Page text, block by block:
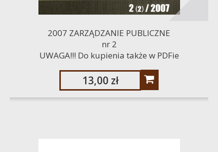
2007 ZARZĄDZANIE PUBLICZNE
nr 2
UWAGA!!! Do kupienia także w PDFie
13,00 zł